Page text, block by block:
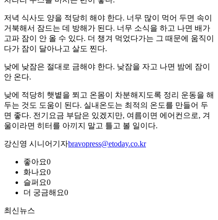
저녁 식사도 양을 적당히 해야 한다. 너무 많이 먹어 두면 속이
거북해서 잠드는 데 방해가 된다. 너무 소식을 하고 나면 배가
고파 잠이 안 올 수 있다. 더 챙겨 먹었다가는 그 때문에 움직이
다가 잠이 달아나고 살도 찐다.
낮에 낮잠은 절대로 금해야 한다. 낮잠을 자고 나면 밤에 잠이
안 온다.
낮에 적당히 햇볕을 쬐고 온몸이 차분해지도록 정리 운동을 해
두는 것도 도움이 된다. 실내온도는 최적의 온도를 만들어 두
면 좋다. 전기요금 부담은 있겠지만, 여름이면 에어컨으로, 겨
울이라면 히터를 아끼지 말고 틀고 볼 일이다.
강신영 시니어기자bravopress@etoday.co.kr
좋아요0
화나요0
슬퍼요0
더 궁금해요0
최신뉴스